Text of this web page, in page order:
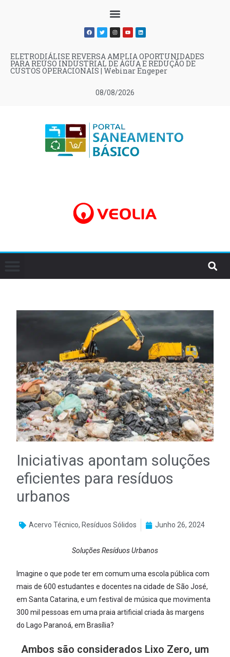
08/08/2026
ELETRODIÁLISE REVERSA AMPLIA OPORTUNIDADES
PARA REÚSO INDUSTRIAL DE ÁGUA E REDUÇÃO DE
CUSTOS OPERACIONAIS | Webinar Engeper
Iniciativas apontam soluções
eficientes para resíduos
urbanos
Acervo Técnico, Resíduos Sólidos Junho 26, 2024
Soluções Resíduos Urbanos
Imagine o que pode ter em comum uma escola pública com
mais de 600 estudantes e docentes na cidade de São José,
em Santa Catarina, e um festival de música que movimenta
300 mil pessoas em uma praia artificial criada às margens
do Lago Paranoá, em Brasília?
Ambos são considerados Lixo Zero, um